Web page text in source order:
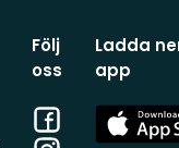
Följ
oss
Facebook
Ladda
app
App
Store